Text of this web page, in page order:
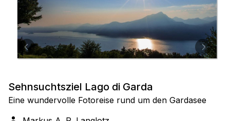
Sehnsuchtsziel Lago di Garda
Eine wundervolle Fotoreise rund um den Gardasee